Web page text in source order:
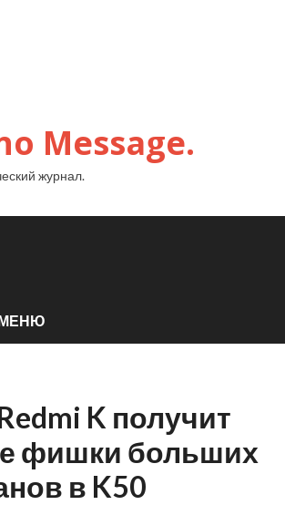
Message.
журнал.
K получит
фишки больших
в K50